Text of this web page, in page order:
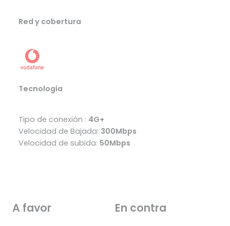
Red y cobertura
Tecnología
Tipo de conexión : 4G+
Velocidad de Bajada: 300Mbps
Velocidad de subida: 50Mbps
A favor En contra